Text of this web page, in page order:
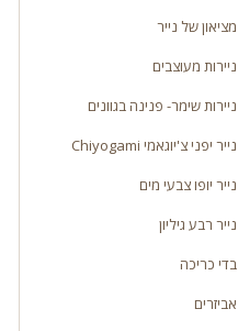
מציאון של נייר
ניירות מעוצבים
ניירות שימר- פנינה בגוונים
נייר יפני צ'יוגאמי Chiyogami
נייר יופו צבעי מים
נייר רבע גיליון
בדי כריכה
אביזרים